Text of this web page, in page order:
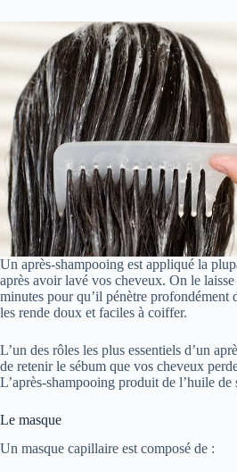
Un après-shampooing est appliqué la
après avoir lavé vos cheveux. On le
minutes pour qu’il pénètre profondément
les rende doux et faciles à coiffer.
L’un des rôles les plus essentiels d’un
de retenir le sébum que vos cheveux
L’après-shampooing produit de l’huile de
Le masque
Un masque capillaire est composé de :